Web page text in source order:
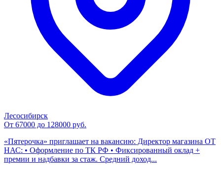
Лесосибирск
От 67000 до 128000 руб.
«Пятерочка» приглашает на вакансию: Директор магазина ОТ
НАС: • Оформление по ТК РФ • Фиксированный оклад +
премии и надбавки за стаж. Средний доход...